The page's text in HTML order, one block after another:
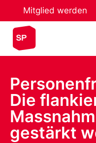
Mitglied werden
Die
gestärkt